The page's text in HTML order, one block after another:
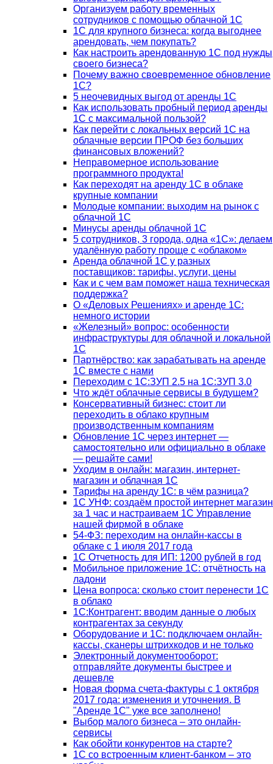
Организуем работу временных
сотрудников с помощью облачной 1С
1С для крупного бизнеса: когда выгоднее
арендовать, чем покупать?
Как настроить арендованную 1С под нужды
своего бизнеса?
Почему важно своевременное обновление
1С?
5 неочевидных выгод от аренды 1С
Как использовать пробный период аренды
1С с максимальной пользой?
Как перейти с локальных версий 1С на
облачные версии ПРОФ без больших
финансовых вложений?
Неправомерное использование
программного продукта!
Как переходят на аренду 1С в облаке
крупные компании
Молодые компании: выходим на рынок с
облачной 1С
Минусы аренды облачной 1С
5 сотрудников, 3 города, одна «1С»: делаем
удалённую работу проще с «облаком»
Аренда облачной 1С у разных
поставщиков: тарифы, услуги, цены
Как и с чем вам поможет наша техническая
поддержка?
О «Деловых Решениях» и аренде 1С:
немного истории
«Железный» вопрос: особенности
инфраструктуры для облачной и локальной
1С
Партнёрство: как зарабатывать на аренде
1С вместе с нами
Переходим с 1С:ЗУП 2.5 на 1С:ЗУП 3.0
Что ждёт облачные сервисы в будущем?
Консервативный бизнес: стоит ли
переходить в облако крупным
производственным компаниям
Обновление 1С через интернет —
самостоятельно или официально в облаке
— решайте сами!
Уходим в онлайн: магазин, интернет-
магазин и облачная 1С
Тарифы на аренду 1С: в чём разница?
1С УНФ: создаём простой интернет магазин
за 1 час и настраиваем 1С Управление
нашей фирмой в облаке
54-ФЗ: переходим на онлайн-кассы в
облаке с 1 июля 2017 года
1С Отчетность для ИП: 1200 рублей в год
Мобильное приложение 1С: отчётность на
ладони
Цена вопроса: сколько стоит перенести 1С
в облако
1С:Контрагент: вводим данные о любых
контрагентах за секунду
Оборудование и 1С: подключаем онлайн-
кассы, сканеры штрихкодов и не только
Электронный документооборот:
отправляйте документы быстрее и
дешевле
Новая форма счета-фактуры с 1 октября
2017 года: изменения и уточнения. В
"Аренде 1С" уже все заполнено!
Выбор малого бизнеса – это онлайн-
сервисы
Как обойти конкурентов на старте?
1C со встроенным клиент-банком – это